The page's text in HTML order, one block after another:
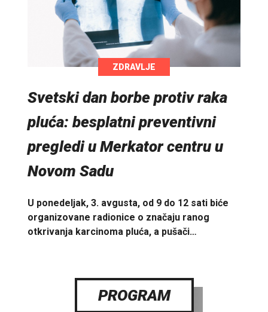
ZDRAVLJE
Svetski dan borbe protiv raka
pluća: besplatni preventivni
pregledi u Merkator centru u
Novom Sadu
U ponedeljak, 3. avgusta, od 9 do 12 sati biće
organizovane radionice o značaju ranog
otkrivanja karcinoma pluća, a pušači…
PROGRAM